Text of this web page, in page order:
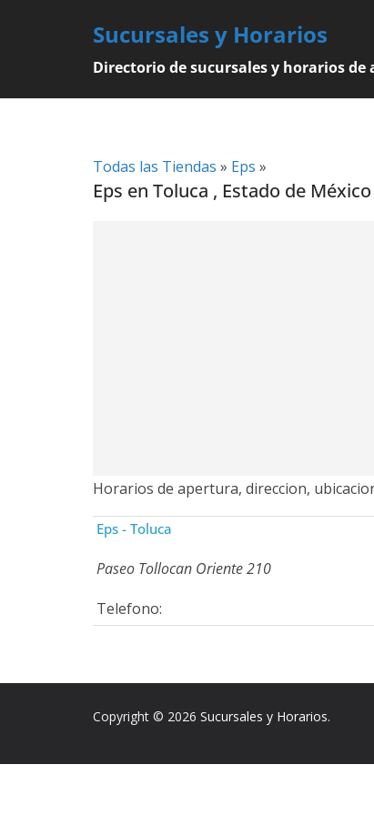
Sucursales y Horarios
Directorio de sucursales y horarios
Todas las Tiendas » Eps »
Eps en Toluca , Estado de
Horarios de apertura, direccion,
Eps - Toluca
Paseo Tollocan Oriente 210
Telefono:
Copyright © 2026 Sucursales y Horarios.